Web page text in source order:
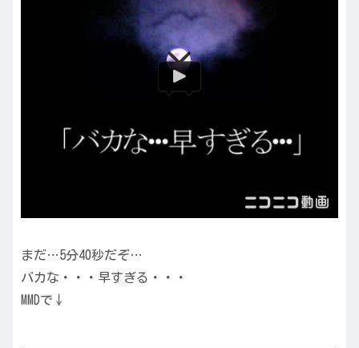
まだ…5分40秒だぞ…
バカな・・・早すぎる・・・
MMDで↓